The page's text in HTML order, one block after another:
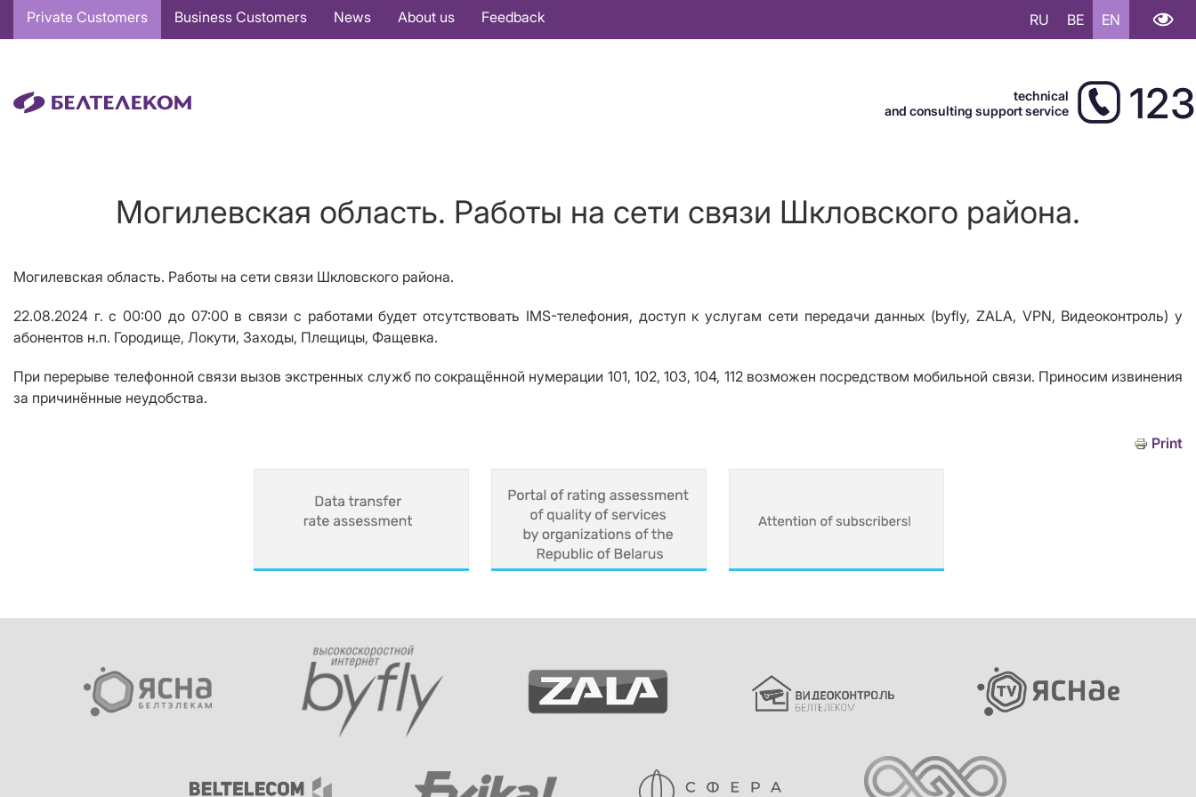
Основная
навигация
Private Customers Business Customers News About us Feedback RU BE EN
technical
and consulting support service
123
Могилевская область. Работы на сети связи Шкловского района.
Могилевская область. Работы на сети связи Шкловского района.
22.08.2024 г. с 00:00 до 07:00 в связи с работами будет отсутствовать IMS-телефония, доступ к услугам сети передачи данных (byfly, ZALA, VPN, Видеоконтроль) у
абонентов н.п. Городище, Локути, Заходы, Плещицы, Фащевка.
При перерыве телефонной связи вызов экстренных служб по сокращённой нумерации 101, 102, 103, 104, 112 возможен посредством мобильной связи. Приносим извинения
за причинённые неудобства.
Print